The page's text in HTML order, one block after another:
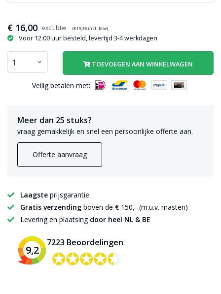
€ 16,00 (€19,36incl. btw)
Voor 12:00 uur besteld, levertijd 3-4 werkdagen
TOEVOEGEN AAN WINKELWAGEN
Veilig betalen met:
Meer dan 25 stuks?
vraag gemakkelijk en snel een persoonlijke offerte aan.
Offerte aanvraag
Laagste prijsgarantie
Gratis verzending boven de € 150,- (m.u.v. masten)
Levering en plaatsing door heel NL & BE
9,2
7223 Beoordelingen
✪✪✪✪✪
✪✪✪✪✪